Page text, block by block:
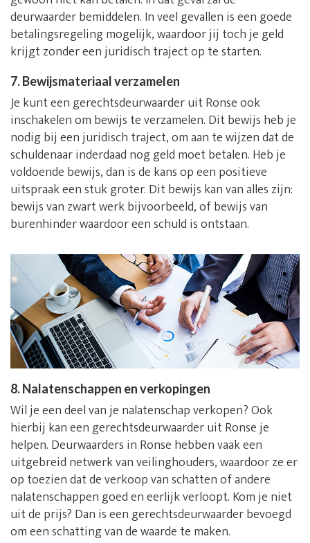
deurwaarder bemiddelen. In veel gevallen is een goede
betalingsregeling mogelijk, waardoor jij toch je geld
krijgt zonder een juridisch traject op te starten.
7. Bewijsmateriaal verzamelen
Je kunt een gerechtsdeurwaarder uit Ronse ook
inschakelen om bewijs te verzamelen. Dit bewijs heb je
nodig bij een juridisch traject, om aan te wijzen dat de
schuldenaar inderdaad nog geld moet betalen. Heb je
voldoende bewijs, dan is de kans op een positieve
uitspraak een stuk groter. Dit bewijs kan van alles zijn:
bewijs van zwart werk bijvoorbeeld, of bewijs van
burenhinder waardoor een schuld is ontstaan.
8. Nalatenschappen en verkopingen
Wil je een deel van je nalatenschap verkopen? Ook
hierbij kan een gerechtsdeurwaarder uit Ronse je
helpen. Deurwaarders in Ronse hebben vaak een
uitgebreid netwerk van veilinghouders, waardoor ze er
op toezien dat de verkoop van schatten of andere
nalatenschappen goed en eerlijk verloopt. Kom je niet
uit de prijs? Dan is een gerechtsdeurwaarder bevoegd
om een schatting van de waarde te maken.